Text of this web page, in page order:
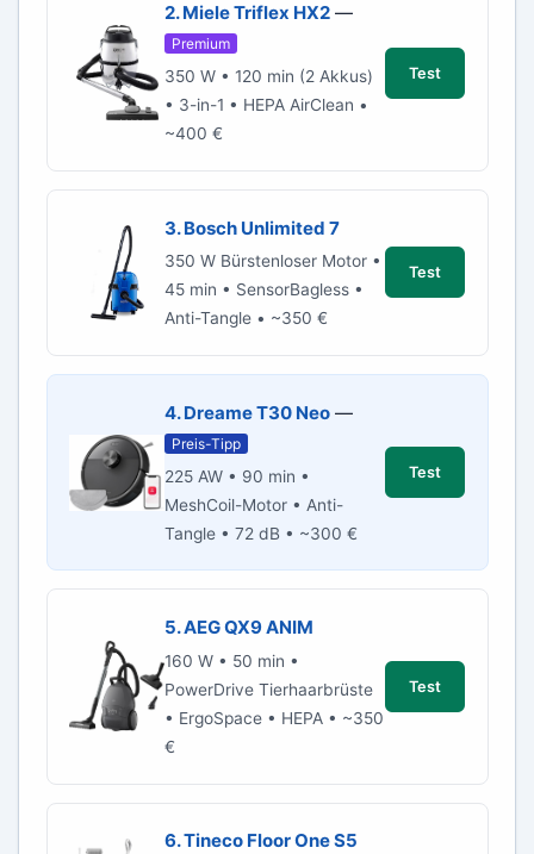
2. Miele Triflex HX2 —
Premium
350 W • 120 min (2 Akkus)
• 3-in-1 • HEPA AirClean •
~400 €
Test
3. Bosch Unlimited 7
350 W Bürstenloser Motor •
45 min • SensorBagless •
Anti-Tangle • ~350 €
Test
4. Dreame T30 Neo —
Preis-Tipp
225 AW • 90 min •
MeshCoil-Motor • Anti-
Tangle • 72 dB • ~300 €
Test
5. AEG QX9 ANIM
160 W • 50 min •
PowerDrive Tierhaarbrüste
• ErgoSpace • HEPA • ~350
€
Test
6. Tineco Floor One S5